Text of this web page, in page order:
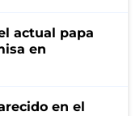
actual papa
en
en el